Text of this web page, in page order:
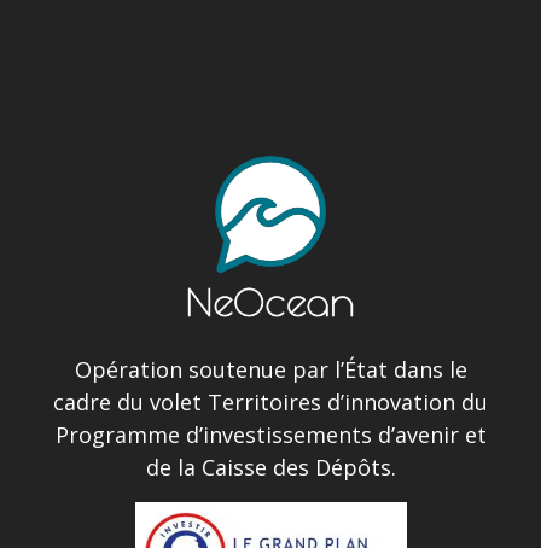
Opération soutenue par l’État dans le
cadre du volet Territoires d’innovation du
Programme d’investissements d’avenir et
de la Caisse des Dépôts.